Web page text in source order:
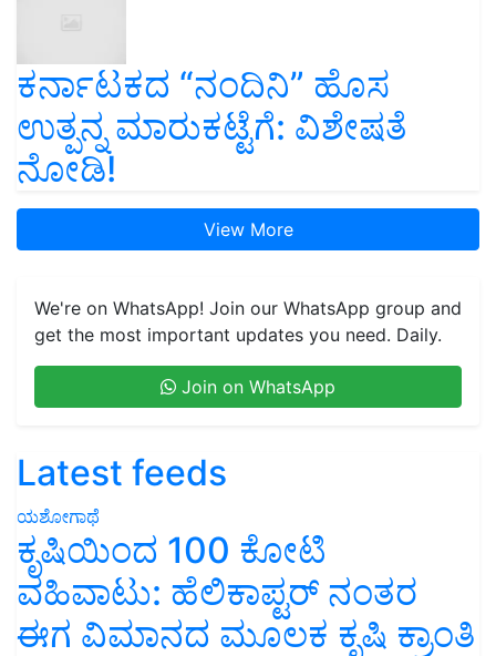
ಕರ್ನಾಟಕದ “ನಂದಿನಿ” ಹೊಸ
ಉತ್ಪನ್ನ ಮಾರುಕಟ್ಟೆಗೆ: ವಿಶೇಷತೆ
ನೋಡಿ!
View More
We're on WhatsApp! Join our WhatsApp group and
get the most important updates you need. Daily.
Join on WhatsApp
Latest feeds
ಯಶೋಗಾಥೆ
ಕೃಷಿಯಿಂದ 100 ಕೋಟಿ
ವಹಿವಾಟು: ಹೆಲಿಕಾಪ್ಟರ್ ನಂತರ
ಈಗ ವಿಮಾನದ ಮೂಲಕ ಕೃಷಿ ಕ್ರಾಂತಿ